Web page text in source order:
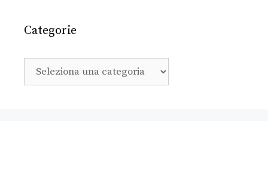
Categorie